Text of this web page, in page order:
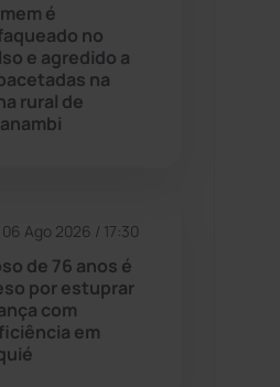
é
no
e agredido a
na
rural de
06 Ago 2026 / 17:30
de 76 anos é
por estuprar
com
em